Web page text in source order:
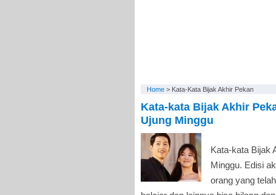
Home > Kata-Kata Bijak Akhir Pekan
Kata-kata Bijak Akhir
Ujung Minggu
Kata-kata Bijak
Minggu. Edisi
orang yang